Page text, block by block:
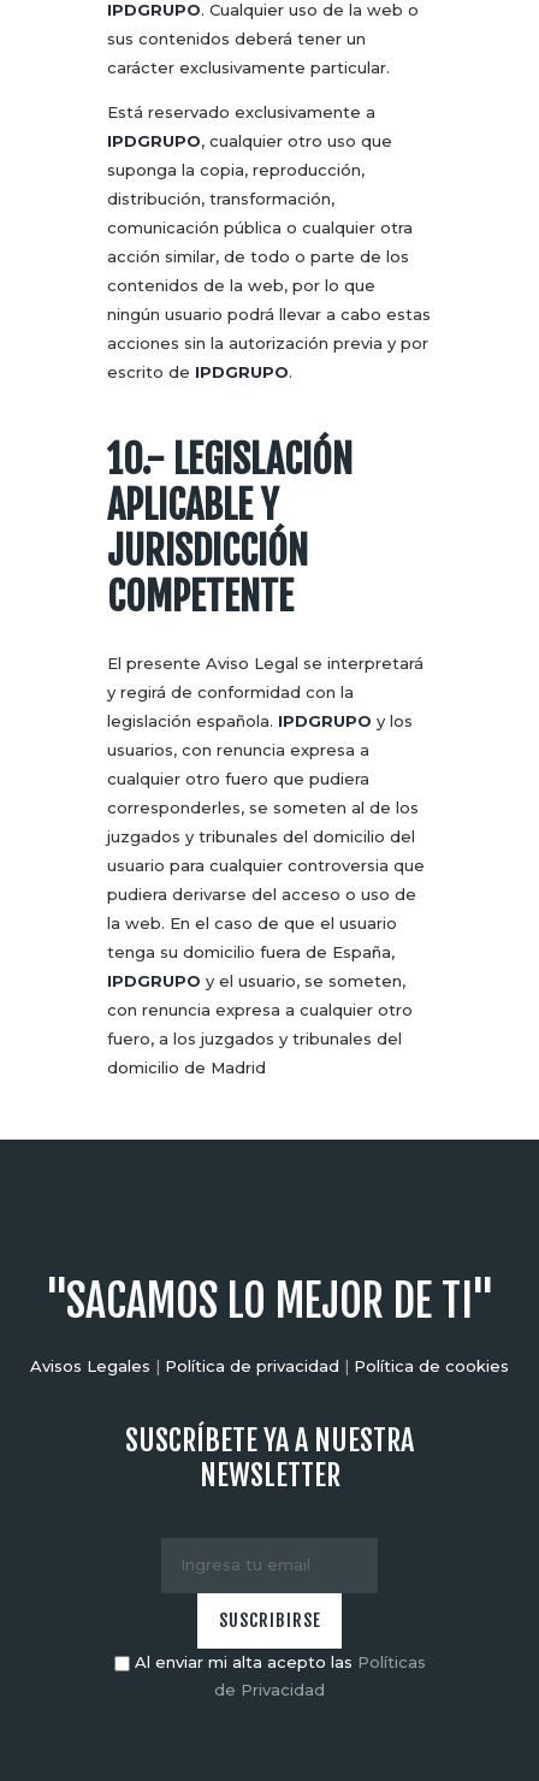
IPDGRUPO. Cualquier uso de la web o
sus contenidos deberá tener un
carácter exclusivamente particular.
Está reservado exclusivamente a
IPDGRUPO, cualquier otro uso que
suponga la copia, reproducción,
distribución, transformación,
comunicación pública o cualquier otra
acción similar, de todo o parte de los
contenidos de la web, por lo que
ningún usuario podrá llevar a cabo estas
acciones sin la autorización previa y por
escrito de IPDGRUPO.
10.- LEGISLACIÓN
APLICABLE Y
JURISDICCIÓN
COMPETENTE
El presente Aviso Legal se interpretará
y regirá de conformidad con la
legislación española. IPDGRUPO y los
usuarios, con renuncia expresa a
cualquier otro fuero que pudiera
corresponderles, se someten al de los
juzgados y tribunales del domicilio del
usuario para cualquier controversia que
pudiera derivarse del acceso o uso de
la web. En el caso de que el usuario
tenga su domicilio fuera de España,
IPDGRUPO y el usuario, se someten,
con renuncia expresa a cualquier otro
fuero, a los juzgados y tribunales del
domicilio de Madrid
"SACAMOS LO MEJOR DE TI"
Avisos Legales | Política de privacidad | Política de cookies
SUSCRÍBETE YA A NUESTRA
NEWSLETTER
Al enviar mi alta acepto las Políticas
de Privacidad